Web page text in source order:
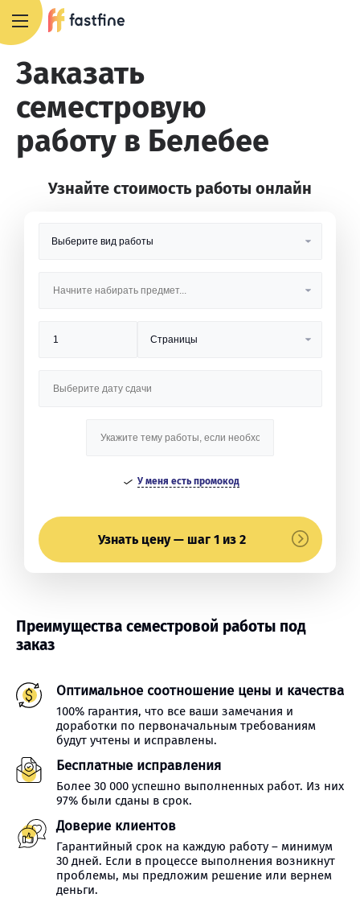
Заказать
семестровую
работу в Белебее
Узнайте стоимость работы онлайн
У меня есть промокод
Узнать цену — шаг 1 из 2
Преимущества семестровой работы под
заказ
Оптимальное соотношение цены и качества
100% гарантия, что все ваши замечания и
доработки по первоначальным требованиям
будут учтены и исправлены.
Бесплатные исправления
Более 30 000 успешно выполненных работ. Из них
97% были сданы в срок.
Доверие клиентов
Гарантийный срок на каждую работу – минимум
30 дней. Если в процессе выполнения возникнут
проблемы, мы предложим решение или вернем
деньги.